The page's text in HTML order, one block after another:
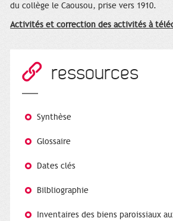
du collège le Caousou, prise vers 1910.
Activités et correction des activités à
ressources
Synthèse
Glossaire
Dates clés
Bilbliographie
Inventaires des biens paroissiaux